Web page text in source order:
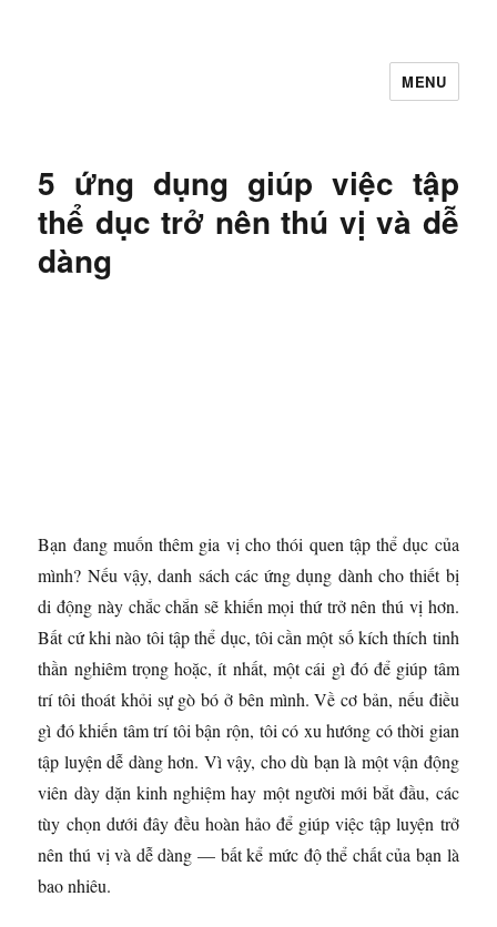
MENU
5 ứng dụng giúp việc tập
thể dục trở nên thú vị và dễ
dàng
Bạn đang muốn thêm gia vị cho thói quen tập thể dục của
mình? Nếu vậy, danh sách các ứng dụng dành cho thiết bị
di động này chắc chắn sẽ khiến mọi thứ trở nên thú vị hơn.
Bất cứ khi nào tôi tập thể dục, tôi cần một số kích thích tinh
thần nghiêm trọng hoặc, ít nhất, một cái gì đó để giúp tâm
trí tôi thoát khỏi sự gò bó ở bên mình. Về cơ bản, nếu điều
gì đó khiến tâm trí tôi bận rộn, tôi có xu hướng có thời gian
tập luyện dễ dàng hơn. Vì vậy, cho dù bạn là một vận động
viên dày dặn kinh nghiệm hay một người mới bắt đầu, các
tùy chọn dưới đây đều hoàn hảo để giúp việc tập luyện trở
nên thú vị và dễ dàng — bất kể mức độ thể chất của bạn là
bao nhiêu.